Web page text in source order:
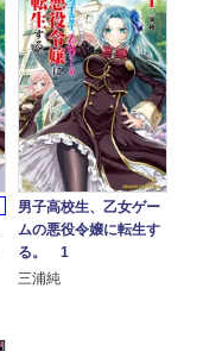
男子高校生、乙女ゲー
ムの悪役令嬢に転生す
る。 1
三浦純